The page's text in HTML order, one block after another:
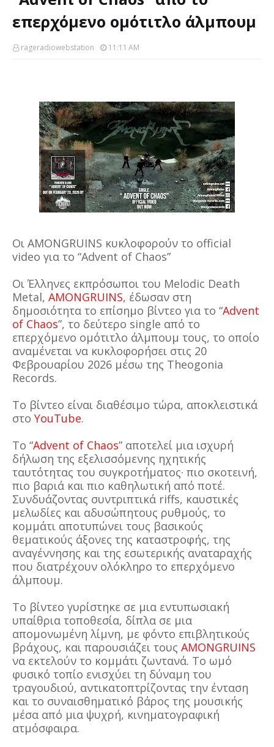
επερχόμενο ομότιτλο άλμπουμ
rageradiowebstation 11:11 AM
Οι AMONGRUINS κυκλοφορούν το official
video για το “Advent of Chaos”
Οι Έλληνες εκπρόσωποι του Melodic Death
Metal, AMONGRUINS, έδωσαν στη
δημοσιότητα το επίσημο βίντεο για το “Advent
of Chaos”, το δεύτερο single από το
επερχόμενο ομότιτλο άλμπουμ τους, το οποίο
αναμένεται να κυκλοφορήσει στις 20
Φεβρουαρίου 2026 μέσω της Theogonia
Records.
Το βίντεο είναι διαθέσιμο τώρα, αποκλειστικά
στο YouTube.
Το “Advent of Chaos” αποτελεί μια ισχυρή
δήλωση της εξελισσόμενης ηχητικής
ταυτότητας του συγκροτήματος· πιο σκοτεινή,
πιο βαριά και πιο καθηλωτική από ποτέ.
Συνδυάζοντας συντριπτικά riffs, καυστικές
μελωδίες και αδυσώπητους ρυθμούς, το
κομμάτι αποτυπώνει τους βασικούς
θεματικούς άξονες της καταστροφής, της
αναγέννησης και της εσωτερικής αναταραχής
που διατρέχουν ολόκληρο το επερχόμενο
άλμπουμ.
Το βίντεο γυρίστηκε σε μια εντυπωσιακή
υπαίθρια τοποθεσία, δίπλα σε μια
απομονωμένη λίμνη, με φόντο επιβλητικούς
βράχους, και παρουσιάζει τους AMONGRUINS
να εκτελούν το κομμάτι ζωντανά. Το ωμό
φυσικό τοπίο ενισχύει τη δύναμη του
τραγουδιού, αντικατοπτρίζοντας την ένταση
και το συναισθηματικό βάρος της μουσικής
μέσα από μια ψυχρή, κινηματογραφική
ατμόσφαιρα.